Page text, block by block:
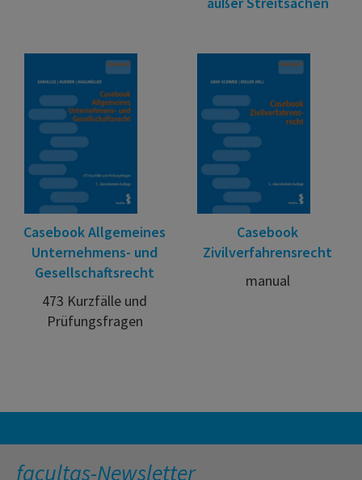
Casebook Allgemeines
Unternehmens- und
Gesellschaftsrecht
473 Kurzfälle und
Prüfungsfragen
Casebook
Zivilverfahrensrecht
manual
facultas-Newsletter